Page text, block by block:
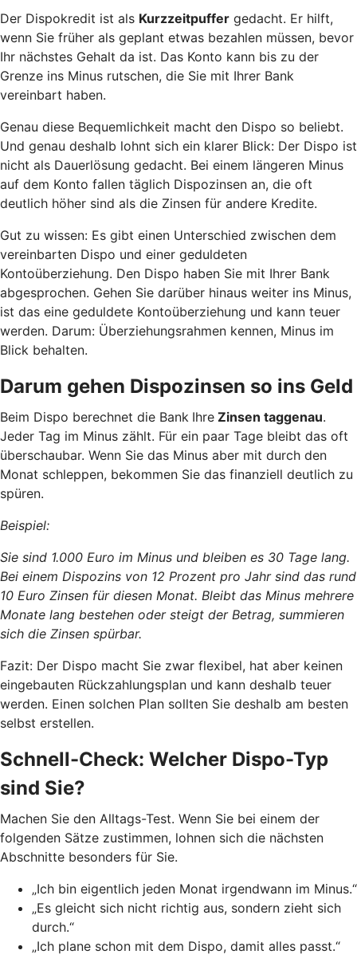
Der Dispokredit ist als Kurzzeitpuffer gedacht. Er hilft,
wenn Sie früher als geplant etwas bezahlen müssen, bevor
Ihr nächstes Gehalt da ist. Das Konto kann bis zu der
Grenze ins Minus rutschen, die Sie mit Ihrer Bank
vereinbart haben.
Genau diese Bequemlichkeit macht den Dispo so beliebt.
Und genau deshalb lohnt sich ein klarer Blick: Der Dispo ist
nicht als Dauerlösung gedacht. Bei einem längeren Minus
auf dem Konto fallen täglich Dispozinsen an, die oft
deutlich höher sind als die Zinsen für andere Kredite.
Gut zu wissen: Es gibt einen Unterschied zwischen dem
vereinbarten Dispo und einer geduldeten
Kontoüberziehung. Den Dispo haben Sie mit Ihrer Bank
abgesprochen. Gehen Sie darüber hinaus weiter ins Minus,
ist das eine geduldete Kontoüberziehung und kann teuer
werden. Darum: Überziehungsrahmen kennen, Minus im
Blick behalten.
Darum gehen Dispozinsen so ins Geld
Beim Dispo berechnet die Bank Ihre Zinsen taggenau.
Jeder Tag im Minus zählt. Für ein paar Tage bleibt das oft
überschaubar. Wenn Sie das Minus aber mit durch den
Monat schleppen, bekommen Sie das finanziell deutlich zu
spüren.
Beispiel:
Sie sind 1.000 Euro im Minus und bleiben es 30 Tage lang.
Bei einem Dispozins von 12 Prozent pro Jahr sind das rund
10 Euro Zinsen für diesen Monat. Bleibt das Minus mehrere
Monate lang bestehen oder steigt der Betrag, summieren
sich die Zinsen spürbar.
Fazit: Der Dispo macht Sie zwar flexibel, hat aber keinen
eingebauten Rückzahlungsplan und kann deshalb teuer
werden. Einen solchen Plan sollten Sie deshalb am besten
selbst erstellen.
Schnell-Check: Welcher Dispo-Typ
sind Sie?
Machen Sie den Alltags-Test. Wenn Sie bei einem der
folgenden Sätze zustimmen, lohnen sich die nächsten
Abschnitte besonders für Sie.
„Ich bin eigentlich jeden Monat irgendwann im Minus.“
„Es gleicht sich nicht richtig aus, sondern zieht sich
durch.“
„Ich plane schon mit dem Dispo, damit alles passt.“